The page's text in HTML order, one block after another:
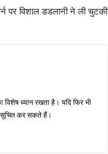
पर विशाल डडलानी ने ली चुटकी
ध्‍यान रखता है। यदि फिर भी
कर सकते हैं।